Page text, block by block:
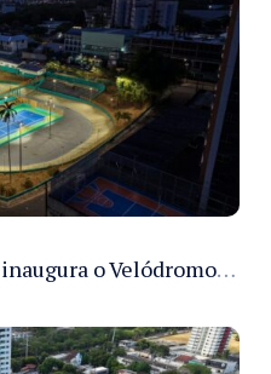
Prefeitura de Manaus reinaugura o Velódromo Professora Alzira Campos e entrega espaço esportivo totalmente revitalizado